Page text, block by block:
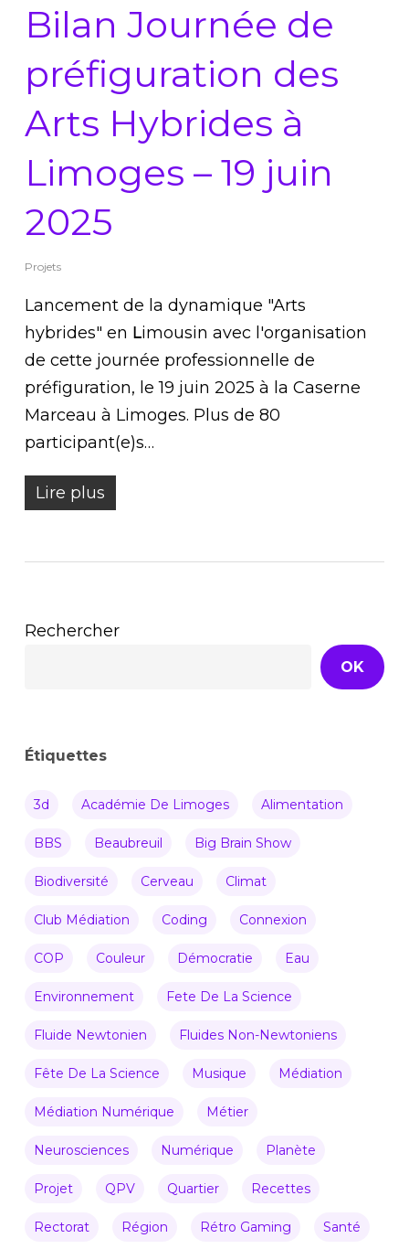
Bilan Journée de
préfiguration des
Arts Hybrides à
Limoges – 19 juin
2025
Projets
Lancement de la dynamique "Arts
hybrides" en 𝖫imousin avec l'organisation
de cette journée professionnelle de
préfiguration, le 19 juin 2025 à la Caserne
Marceau à Limoges. Plus de 80
participant(e)s…
Lire plus
Rechercher
OK
Étiquettes
3d Académie De Limoges Alimentation
BBS Beaubreuil Big Brain Show
Biodiversité Cerveau Climat
Club Médiation Coding Connexion
COP Couleur Démocratie Eau
Environnement Fete De La Science
Fluide Newtonien Fluides Non-Newtoniens
Fête De La Science Musique Médiation
Médiation Numérique Métier
Neurosciences Numérique Planète
Projet QPV Quartier Recettes
Rectorat Région Rétro Gaming Santé